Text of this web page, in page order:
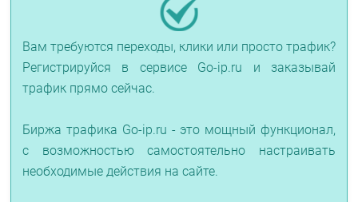
Вам требуются переходы, клики или просто трафик?
Регистрируйся в сервисе Go-ip.ru и заказывай
трафик прямо сейчас.
Биржа трафика Go-ip.ru - это мощный функционал,
с возможностью самостоятельно настраивать
необходимые действия на сайте.